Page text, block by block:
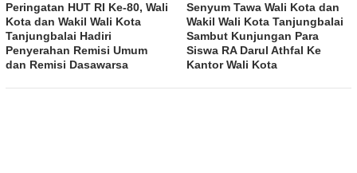
Peringatan HUT RI Ke-80, Wali
Kota dan Wakil Wali Kota
Tanjungbalai Hadiri
Penyerahan Remisi Umum
dan Remisi Dasawarsa
Senyum Tawa Wali Kota dan
Wakil Wali Kota Tanjungbalai
Sambut Kunjungan Para
Siswa RA Darul Athfal Ke
Kantor Wali Kota